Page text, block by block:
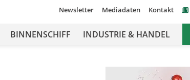
Newsletter Mediadaten Kontakt
BINNENSCHIFF INDUSTRIE & HANDEL